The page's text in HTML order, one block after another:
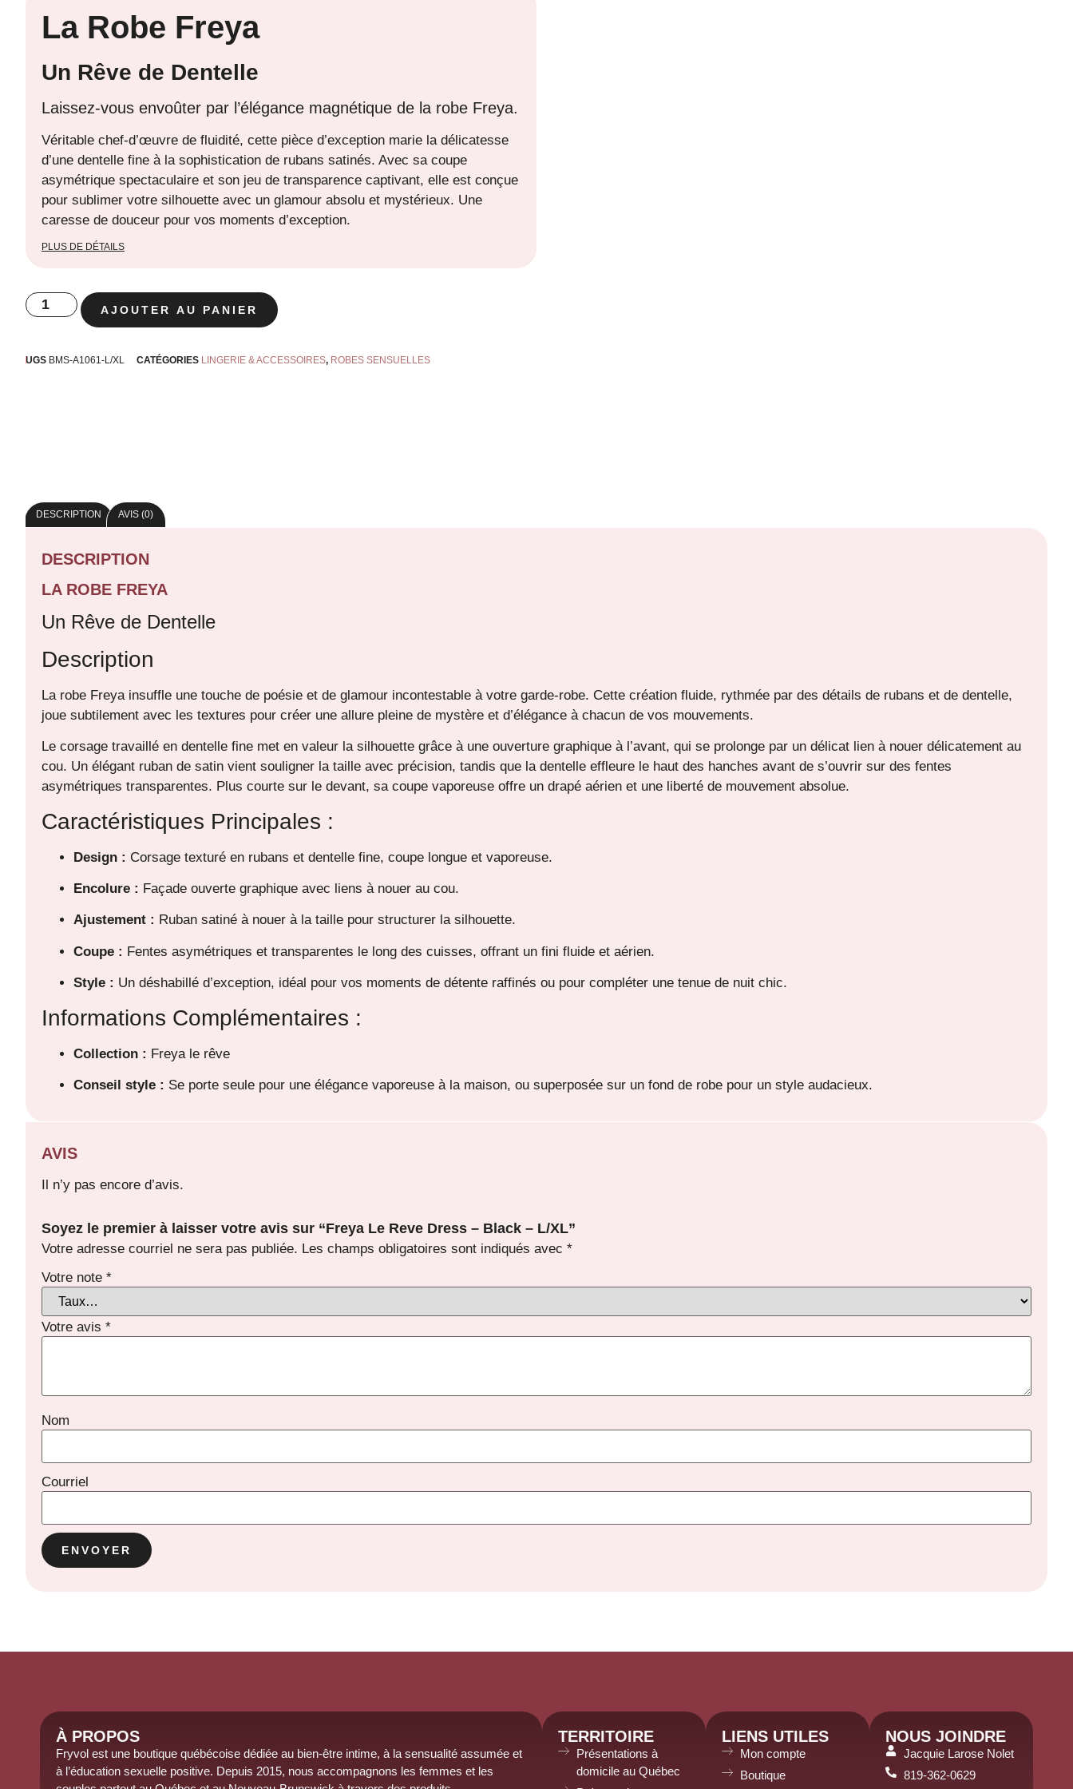
La Robe Freya
Un Rêve de Dentelle
Laissez-vous envoûter par l’élégance magnétique de la robe Freya.
Véritable chef-d’œuvre de fluidité, cette pièce d’exception marie la délicatesse
d’une dentelle fine à la sophistication de rubans satinés. Avec sa coupe
asymétrique spectaculaire et son jeu de transparence captivant, elle est conçue
pour sublimer votre silhouette avec un glamour absolu et mystérieux. Une
caresse de douceur pour vos moments d’exception.
PLUS DE DÉTAILS
AJOUTER AU PANIER
UGS BMS-A1061-L/XL CATÉGORIES LINGERIE & ACCESSOIRES, ROBES SENSUELLES
DESCRIPTION AVIS (0)
DESCRIPTION
LA ROBE FREYA
Un Rêve de Dentelle
Description
La robe Freya insuffle une touche de poésie et de glamour incontestable à votre garde-robe. Cette création fluide, rythmée par des détails de rubans et de dentelle,
joue subtilement avec les textures pour créer une allure pleine de mystère et d’élégance à chacun de vos mouvements.
Le corsage travaillé en dentelle fine met en valeur la silhouette grâce à une ouverture graphique à l’avant, qui se prolonge par un délicat lien à nouer délicatement au
cou. Un élégant ruban de satin vient souligner la taille avec précision, tandis que la dentelle effleure le haut des hanches avant de s’ouvrir sur des fentes
asymétriques transparentes. Plus courte sur le devant, sa coupe vaporeuse offre un drapé aérien et une liberté de mouvement absolue.
Caractéristiques Principales :
Design : Corsage texturé en rubans et dentelle fine, coupe longue et vaporeuse.
Encolure : Façade ouverte graphique avec liens à nouer au cou.
Ajustement : Ruban satiné à nouer à la taille pour structurer la silhouette.
Coupe : Fentes asymétriques et transparentes le long des cuisses, offrant un fini fluide et aérien.
Style : Un déshabillé d’exception, idéal pour vos moments de détente raffinés ou pour compléter une tenue de nuit chic.
Informations Complémentaires :
Collection : Freya le rêve
Conseil style : Se porte seule pour une élégance vaporeuse à la maison, ou superposée sur un fond de robe pour un style audacieux.
AVIS
Il n’y pas encore d’avis.
Soyez le premier à laisser votre avis sur “Freya Le Reve Dress – Black – L/XL”
Votre adresse courriel ne sera pas publiée. Les champs obligatoires sont indiqués avec *
Votre note *
Votre avis *
Nom
Courriel
À PROPOS
Fryvol est une boutique québécoise dédiée au bien-être intime, à la sensualité assumée et
à l’éducation sexuelle positive. Depuis 2015, nous accompagnons les femmes et les
TERRITOIRE
Présentations à
domicile au Québec
LIENS UTILES
Mon compte
Boutique
NOUS JOINDRE
Jacquie Larose Nolet
819-362-0629